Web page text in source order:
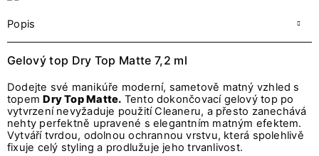
Popis
Gelový top Dry Top Matte 7,2 ml
Dodejte své manikúře moderní, sametově matný vzhled s
topemDry Top Matte. Tento dokončovací gelový top po
vytvrzení nevyžaduje použití Cleaneru, a přesto zanechává
nehty perfektně upravené s elegantním matným efektem.
Vytváří tvrdou, odolnou ochrannou vrstvu, která spolehlivě
fixuje celý styling a prodlužuje jeho trvanlivost.